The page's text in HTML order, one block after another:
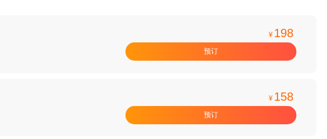
¥ 198
预订
¥ 158
预订